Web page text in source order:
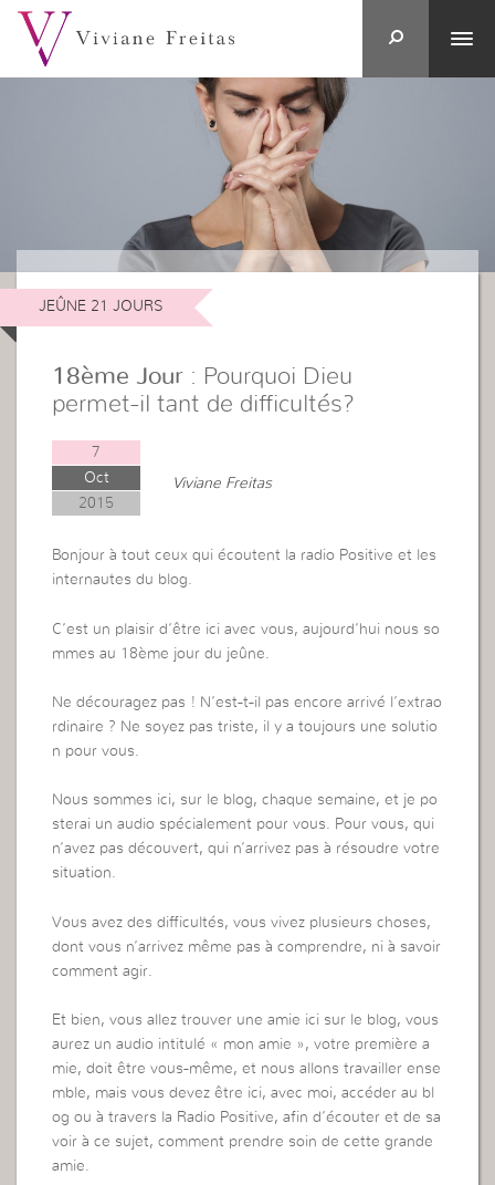
JEÛNE 21 JOURS
18ème Jour : Pourquoi Dieu
permet-il tant de difficultés?
7
Oct
2015
Viviane Freitas
Bonjour à tout ceux qui écoutent la radio Positive et les
internautes du blog.
C’est un plaisir d’être ici avec vous, aujourd’hui nous so
mmes au 18ème jour du jeûne.
Ne découragez pas ! N’est-t-il pas encore arrivé l’extrao
rdinaire ? Ne soyez pas triste, il y a toujours une solutio
n pour vous.
Nous sommes ici, sur le blog, chaque semaine, et je po
sterai un audio spécialement pour vous. Pour vous, qui
n’avez pas découvert, qui n’arrivez pas à résoudre votre
situation.
Vous avez des difficultés, vous vivez plusieurs choses,
dont vous n’arrivez même pas à comprendre, ni à savoir
comment agir.
Et bien, vous allez trouver une amie ici sur le blog, vous
aurez un audio intitulé « mon amie », votre première a
mie, doit être vous-même, et nous allons travailler ense
mble, mais vous devez être ici, avec moi, accéder au bl
og ou à travers la Radio Positive, afin d’écouter et de sa
voir à ce sujet, comment prendre soin de cette grande
amie.